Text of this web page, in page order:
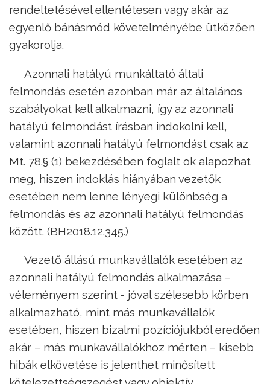
rendeltetésével ellentétesen vagy akár az
egyenlő bánásmód követelményébe ütközően
gyakorolja.
Azonnali hatályú munkáltató általi
felmondás esetén azonban már az általános
szabályokat kell alkalmazni, így az azonnali
hatályú felmondást írásban indokolni kell,
valamint azonnali hatályú felmondást csak az
Mt. 78.§ (1) bekezdésében foglalt ok alapozhat
meg, hiszen indoklás hiányában vezetők
esetében nem lenne lényegi különbség a
felmondás és az azonnali hatályú felmondás
között. (BH2018.12.345.)
Vezető állású munkavállalók esetében az
azonnali hatályú felmondás alkalmazása –
véleményem szerint - jóval szélesebb körben
alkalmazható, mint más munkavállalók
esetében, hiszen bizalmi pozíciójukból eredően
akár – más munkavállalókhoz mérten – kisebb
hibák elkövetése is jelenthet minősített